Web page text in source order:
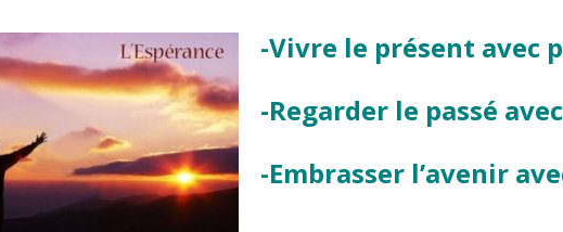
-Vivre le présent avec
-Regarder le passé
-Embrasser l’avenir